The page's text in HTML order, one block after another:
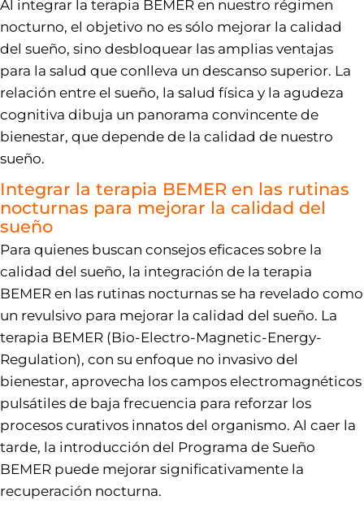
Al integrar la terapia BEMER en nuestro régimen
nocturno, el objetivo no es sólo mejorar la calidad
del sueño, sino desbloquear las amplias ventajas
para la salud que conlleva un descanso superior. La
relación entre el sueño, la salud física y la agudeza
cognitiva dibuja un panorama convincente de
bienestar, que depende de la calidad de nuestro
sueño.
Integrar la terapia BEMER en las rutinas
nocturnas para mejorar la calidad del
sueño
Para quienes buscan consejos eficaces sobre la
calidad del sueño, la integración de la terapia
BEMER en las rutinas nocturnas se ha revelado como
un revulsivo para mejorar la calidad del sueño. La
terapia BEMER (Bio-Electro-Magnetic-Energy-
Regulation), con su enfoque no invasivo del
bienestar, aprovecha los campos electromagnéticos
pulsátiles de baja frecuencia para reforzar los
procesos curativos innatos del organismo. Al caer la
tarde, la introducción del Programa de Sueño
BEMER puede mejorar significativamente la
recuperación nocturna.